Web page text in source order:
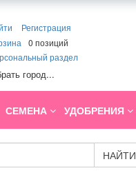
Регистрация
0 позиций
раздел
город...
СЕМЕНА УДОБРЕНИЯ
НАЙТИ